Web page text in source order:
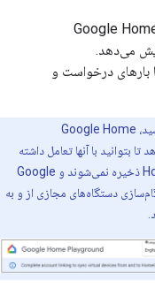
Google
می‌دهد.
بارهای درخواست و
Google Home
بتوانید با آنها تعامل داشته
ذخیره نمی‌شوند و Google
دستگاه‌های مجازی از و به